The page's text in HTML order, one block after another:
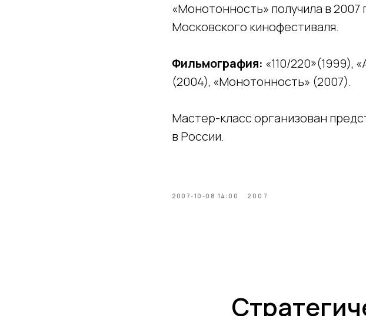
«Монотонность» получила в 2007
Московского кинофестиваля.
Фильмография: «110/220»(1999),
(2004), «Монотонность» (2007).
Мастер-класс организован
в России.
2007-10-08 14:00 2007